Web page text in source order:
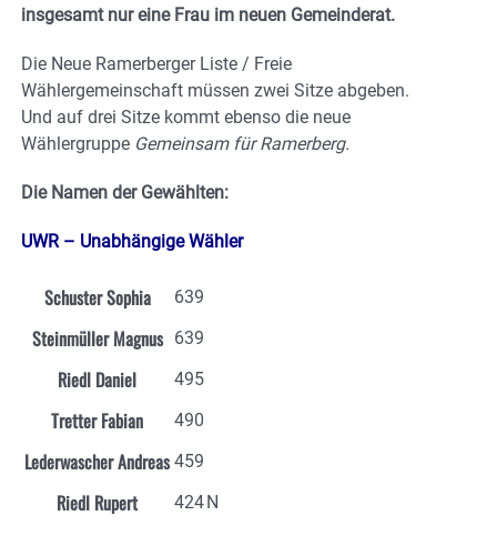
insgesamt nur eine Frau im neuen Gemeinderat.
Die Neue Ramerberger Liste / Freie
Wählergemeinschaft müssen zwei Sitze abgeben.
Und auf drei Sitze kommt ebenso die neue
Wählergruppe Gemeinsam für Ramerberg.
Die Namen der Gewählten:
UWR – Unabhängige Wähler
Schuster Sophia 639
Steinmüller Magnus 639
Riedl Daniel 495
Tretter Fabian 490
Lederwascher Andreas 459
Riedl Rupert 424N